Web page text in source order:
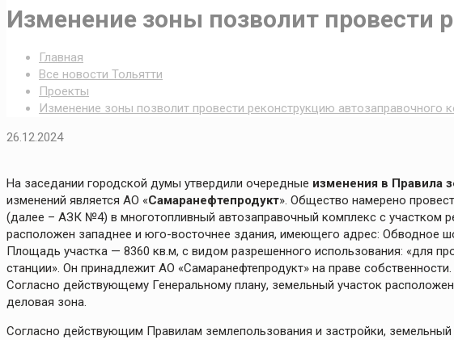
Изменение зоны позволит провести
Главная
Все новости Тольятти
Проекты
Изменение зоны позволит провести реконструкцию автозаправочного
26.12.2024
На заседании городской думы утвердили очередные изменения в Правила
изменений является АО «Самаранефтепродукт». Общество намерено
(далее – АЗК №4) в многотопливный автозаправочный комплекс с участком
расположен западнее и юго-восточнее здания, имеющего адрес: Обводное
Площадь участка — 8360 кв.м, с видом разрешенного использования: «для
станции». Он принадлежит АО «Самаранефтепродукт» на праве собственности.
Согласно действующему Генеральному плану, земельный участок
деловая зона.
Согласно действующим Правилам землепользования и застройки, земельный